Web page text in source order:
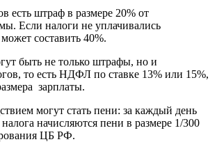
есть штраф в размере 20% от
Если налоги не уплачивались
составить 40%.
быть не только штрафы, но и
то есть НДФЛ по ставке 13% или 15%,
зарплаты.
могут стать пени: за каждый день
начисляются пени в размере 1/300
ЦБ РФ.